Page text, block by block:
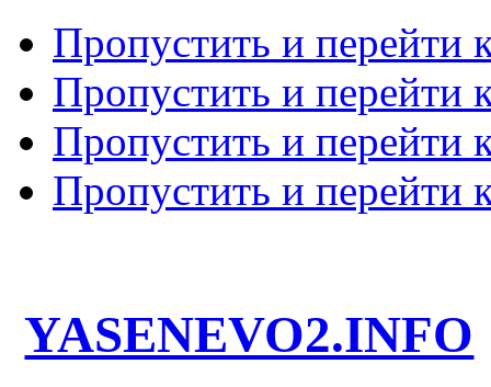
Пропустить и перейти
Пропустить и перейти
Пропустить и перейти
Пропустить и перейти
YASENEVO2.INFO